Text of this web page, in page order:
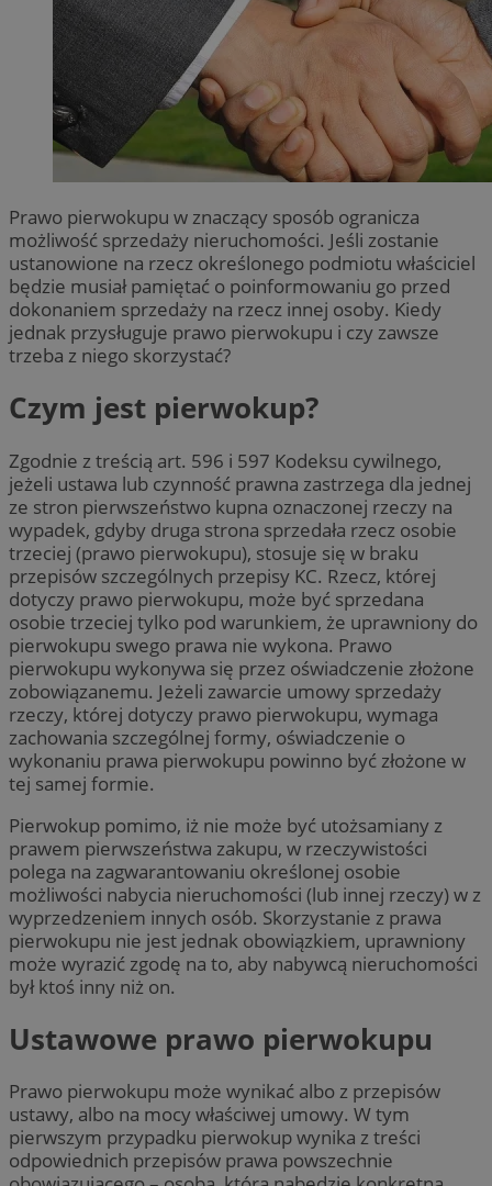
Prawo pierwokupu w znaczący sposób ogranicza
możliwość sprzedaży nieruchomości. Jeśli zostanie
ustanowione na rzecz określonego podmiotu właściciel
będzie musiał pamiętać o poinformowaniu go przed
dokonaniem sprzedaży na rzecz innej osoby. Kiedy
jednak przysługuje prawo pierwokupu i czy zawsze
trzeba z niego skorzystać?
Czym jest pierwokup?
Zgodnie z treścią art. 596 i 597 Kodeksu cywilnego,
jeżeli ustawa lub czynność prawna zastrzega dla jednej
ze stron pierwszeństwo kupna oznaczonej rzeczy na
wypadek, gdyby druga strona sprzedała rzecz osobie
trzeciej (prawo pierwokupu), stosuje się w braku
przepisów szczególnych przepisy KC. Rzecz, której
dotyczy prawo pierwokupu, może być sprzedana
osobie trzeciej tylko pod warunkiem, że uprawniony do
pierwokupu swego prawa nie wykona. Prawo
pierwokupu wykonywa się przez oświadczenie złożone
zobowiązanemu. Jeżeli zawarcie umowy sprzedaży
rzeczy, której dotyczy prawo pierwokupu, wymaga
zachowania szczególnej formy, oświadczenie o
wykonaniu prawa pierwokupu powinno być złożone w
tej samej formie.
Pierwokup pomimo, iż nie może być utożsamiany z
prawem pierwszeństwa zakupu, w rzeczywistości
polega na zagwarantowaniu określonej osobie
możliwości nabycia nieruchomości (lub innej rzeczy) w z
wyprzedzeniem innych osób. Skorzystanie z prawa
pierwokupu nie jest jednak obowiązkiem, uprawniony
może wyrazić zgodę na to, aby nabywcą nieruchomości
był ktoś inny niż on.
Ustawowe prawo pierwokupu
Prawo pierwokupu może wynikać albo z przepisów
ustawy, albo na mocy właściwej umowy. W tym
pierwszym przypadku pierwokup wynika z treści
odpowiednich przepisów prawa powszechnie